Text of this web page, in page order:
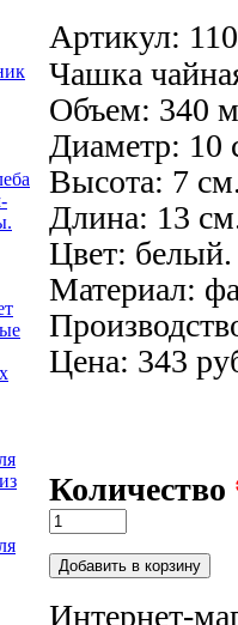
Артикул:
Чашка
Объем: 340
Диаметр: 10
Высота: 7
Длина: 13
Цвет: белый.
Материал:
Цена: 343
Количество
Интернет-